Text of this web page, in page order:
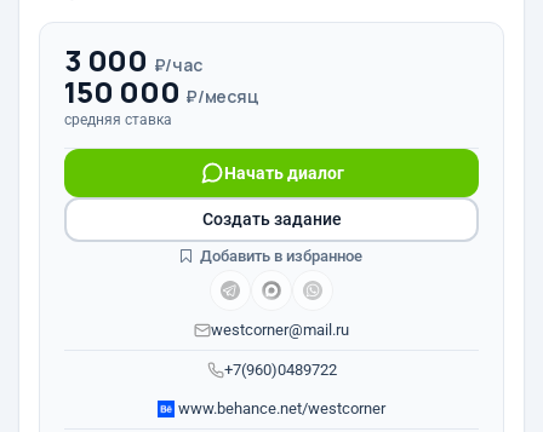
3 000 ₽/час
150 000 ₽/месяц
средняя ставка
+7(960)0489722
Начать диалог
westcorner@mail.ru
www.behance.net/westcorner
Создать задание
Добавить в избранное